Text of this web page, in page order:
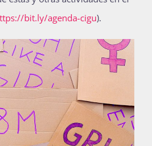
bit.ly/agenda-cigu).